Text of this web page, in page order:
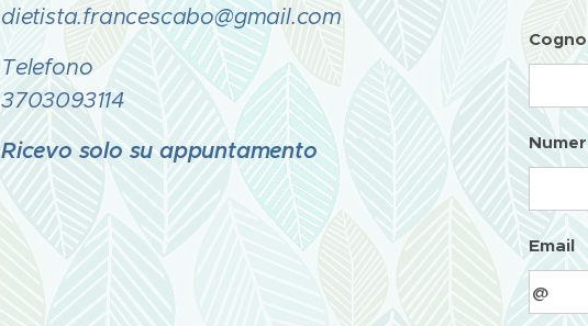
dietista.francescabo@gmail.com
Telefono
3703093114
Ricevo solo su appuntamento
Email